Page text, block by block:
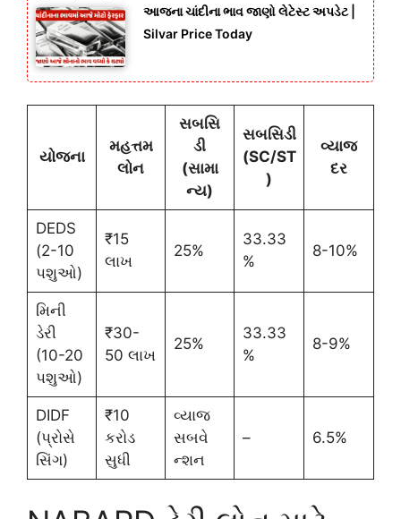
આજના ચાંદીના ભાવ જાણો લેટેસ્ટ અપડેટ |
Silvar Price Today
યોજના
મહત્તમ
લોન
સબસિ
ડી
(સામા
ન્ય)
સબસિડી
(SC/ST
)
વ્યાજ
દર
DEDS
(2-10
પશુઓ)
₹15
લાખ
25%
33.33
%
8-10%
મિની
ડેરી
(10-20
પશુઓ)
₹30-
50 લાખ
25%
33.33
%
8-9%
DIDF
(પ્રોસે
સિંગ)
₹10
કરોડ
સુધી
વ્યાજ
સબવે
ન્શન
– 6.5%